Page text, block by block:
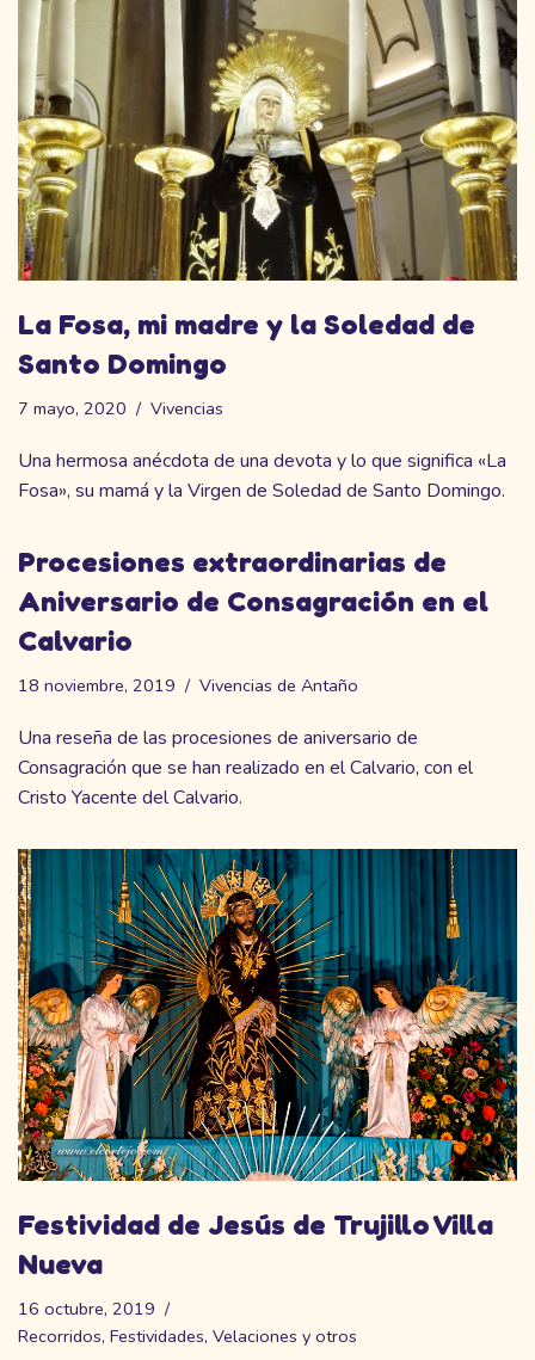
La Fosa, mi madre y la Soledad de
Santo Domingo
7 mayo, 2020 Vivencias
Una hermosa anécdota de una devota y lo que significa «La
Fosa», su mamá y la Virgen de Soledad de Santo Domingo.
Procesiones extraordinarias de
Aniversario de Consagración en el
Calvario
18 noviembre, 2019 Vivencias de Antaño
Una reseña de las procesiones de aniversario de
Consagración que se han realizado en el Calvario, con el
Cristo Yacente del Calvario.
Festividad de Jesús de Trujillo Villa
Nueva
16 octubre, 2019
Recorridos, Festividades, Velaciones y otros